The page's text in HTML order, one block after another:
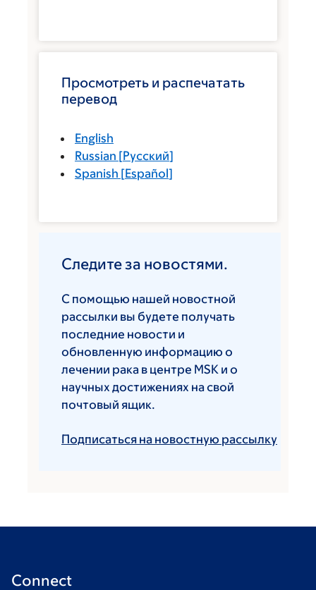
Просмотреть и распечатать
перевод
English
Russian [Русский]
Spanish [Español]
Следите за новостями.
С помощью нашей новостной
рассылки вы будете получать
последние новости и
обновленную информацию о
лечении рака в центре MSK и о
научных достижениях на свой
почтовый ящик.
Подписаться на новостную рассылку
Connect